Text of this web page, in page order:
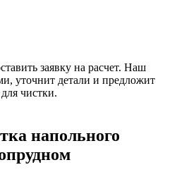
заявку на расчет. Наш
уточнит детали и предложит
чистки.
напольного